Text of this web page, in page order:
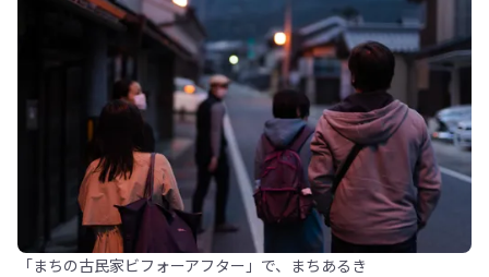
「まちの古民家ビフォーアフター」で、まちあるき